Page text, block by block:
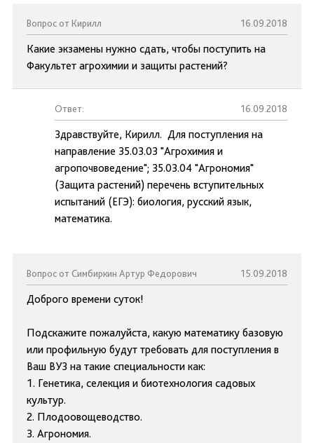
Вопрос от Кирилл 16.09.2018
Какие экзамены нужно сдать, чтобы поступить на
Факультет агрохимии и защиты растений?
Ответ: 16.09.2018
Здравствуйте, Кирилл. Для поступления на
направление 35.03.03 "Агрохимия и
агропочвоведение"; 35.03.04 "Агрономия"
(Защита растений) перечень вступительных
испытаний (ЕГЭ): биология, русский язык,
математика.
Вопрос от Симбиркин Артур Федорович 15.09.2018
Доброго времени суток!
Подскажите пожалуйста, какую математику базовую
или профильную будут требовать для поступления в
Ваш ВУЗ на такие специальности как:
1. Генетика, селекция и биотехнология садовых
культур.
2. Плодоовощеводство.
3. Агрономия.